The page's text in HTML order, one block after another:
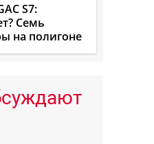
S7:
Семь
на полигоне